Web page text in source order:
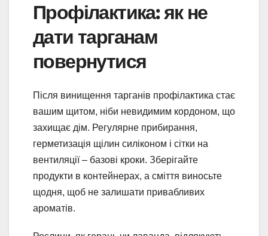
Профілактика: як не
дати тарганам
повернутися
Після винищення тарганів профілактика стає
вашим щитом, ніби невидимим кордоном, що
захищає дім. Регулярне прибирання,
герметизація щілин силіконом і сітки на
вентиляції – базові кроки. Зберігайте
продукти в контейнерах, а сміття виносьте
щодня, щоб не залишати привабливих
ароматів.